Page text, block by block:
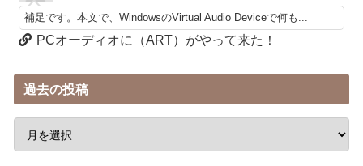
補足です。本文で、WindowsのVirtual Audio Deviceで何も...
PCオーディオに（ART）がやって来た！
過去の投稿